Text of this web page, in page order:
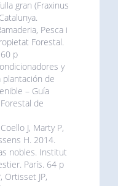
gran (Fraxinus
Pesca i
Forestal.
p
y
de
– Guía
de
J, Marty P,
H. 2014.
nobles. Institut
París. 64 p
Ortisset JP,